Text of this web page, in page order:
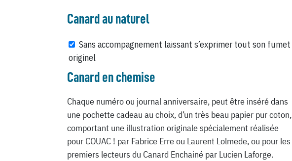
Canard au naturel
Sans accompagnement laissant s’exprimer tout son fumet
originel
Canard en chemise
Chaque numéro ou journal anniversaire, peut être inséré dans
une pochette cadeau au choix, d’un très beau papier pur coton,
comportant une illustration originale spécialement réalisée
pour COUAC ! par Fabrice Erre ou Laurent Lolmede, ou pour les
premiers lecteurs du Canard Enchainé par Lucien Laforge.